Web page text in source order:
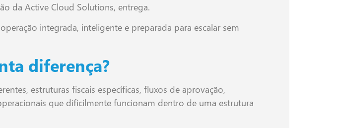
da Active Cloud Solutions, entrega.
integrada, inteligente e preparada para escalar sem
diferença?
estruturas fiscais específicas, fluxos de aprovação,
que dificilmente funcionam dentro de uma estrutura